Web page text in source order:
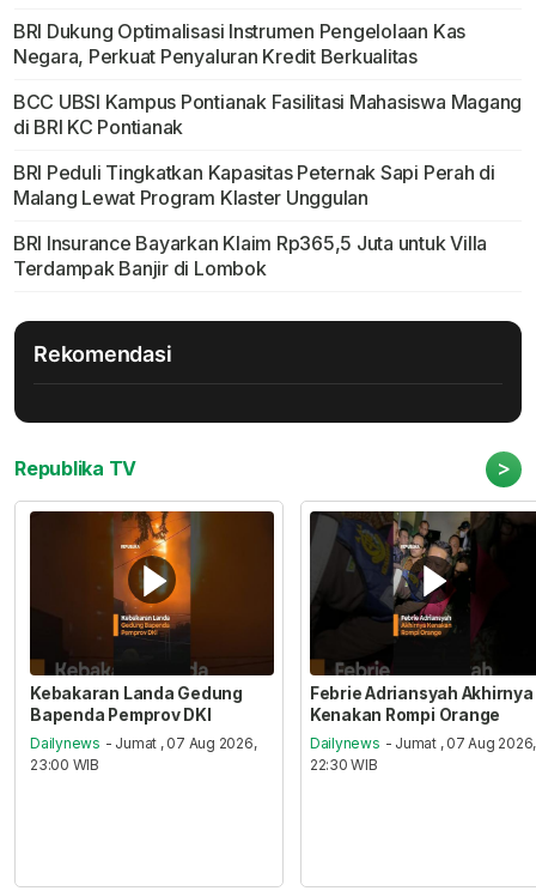
BRI Dukung Optimalisasi Instrumen Pengelolaan Kas
Negara, Perkuat Penyaluran Kredit Berkualitas
BCC UBSI Kampus Pontianak Fasilitasi Mahasiswa Magang
di BRI KC Pontianak
BRI Peduli Tingkatkan Kapasitas Peternak Sapi Perah di
Malang Lewat Program Klaster Unggulan
BRI Insurance Bayarkan Klaim Rp365,5 Juta untuk Villa
Terdampak Banjir di Lombok
Rekomendasi
Republika TV >
Kebakaran Landa Gedung
Bapenda Pemprov DKI
Dailynews - Jumat , 07 Aug 2026,
23:00 WIB
Febrie Adriansyah Akhirnya
Kenakan Rompi Orange
Dailynews - Jumat , 07 Aug 2026,
22:30 WIB